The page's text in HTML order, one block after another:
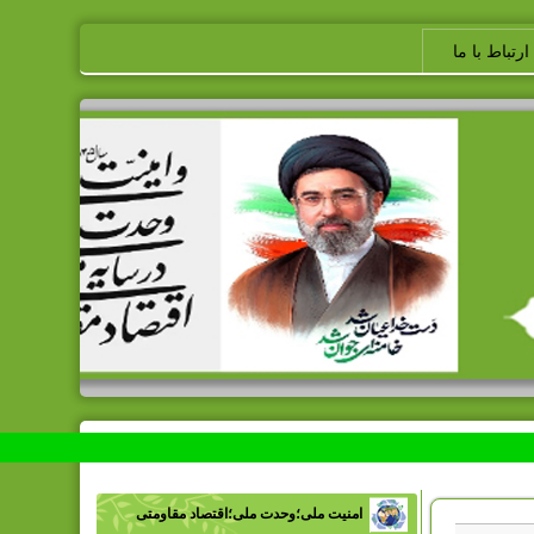
ارتباط با ما
امنیت ملی؛وحدت ملی؛اقتصاد مقاومتی